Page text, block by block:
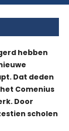
hebben
Dat deden
Comenius
Door
scholen